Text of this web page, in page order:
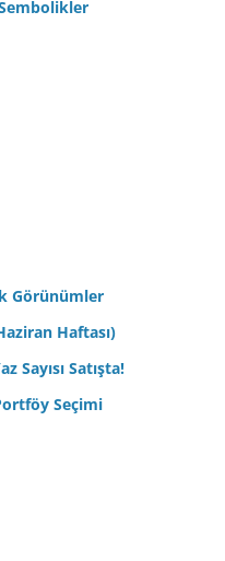
Görünümler
Haftası)
Sayısı Satışta!
Seçimi